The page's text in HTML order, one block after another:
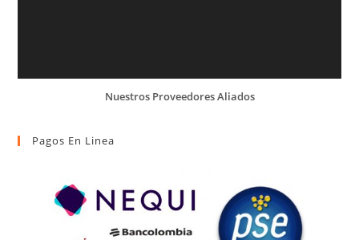
Nuestros Proveedores Aliados
Pagos En Linea